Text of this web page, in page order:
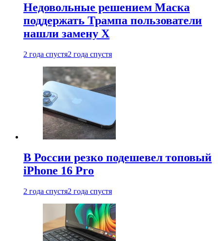
Недовольные решением Маска
поддержать Трампа пользователи
нашли замену X
2 года спустя2 года спустя
В России резко подешевел топовый
iPhone 16 Pro
2 года спустя2 года спустя